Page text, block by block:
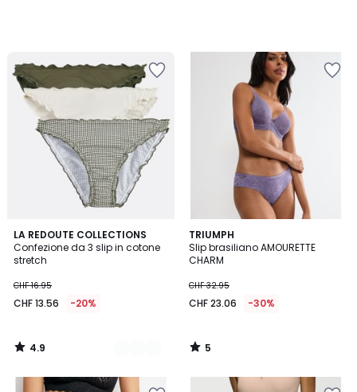
LA REDOUTE COLLECTIONS
Confezione da 3 slip in cotone
stretch
CHF 16.95
CHF 13.56 -20%
4.9
/ 5
2
Colori
4.9
/
TRIUMPH
Slip brasiliano AMOURETTE
CHARM
CHF 32.95
CHF 23.06 -30%
5
/
5
5
/